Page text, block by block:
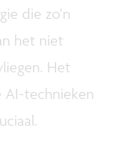
die zo’n
het niet
Het
AI-technieken